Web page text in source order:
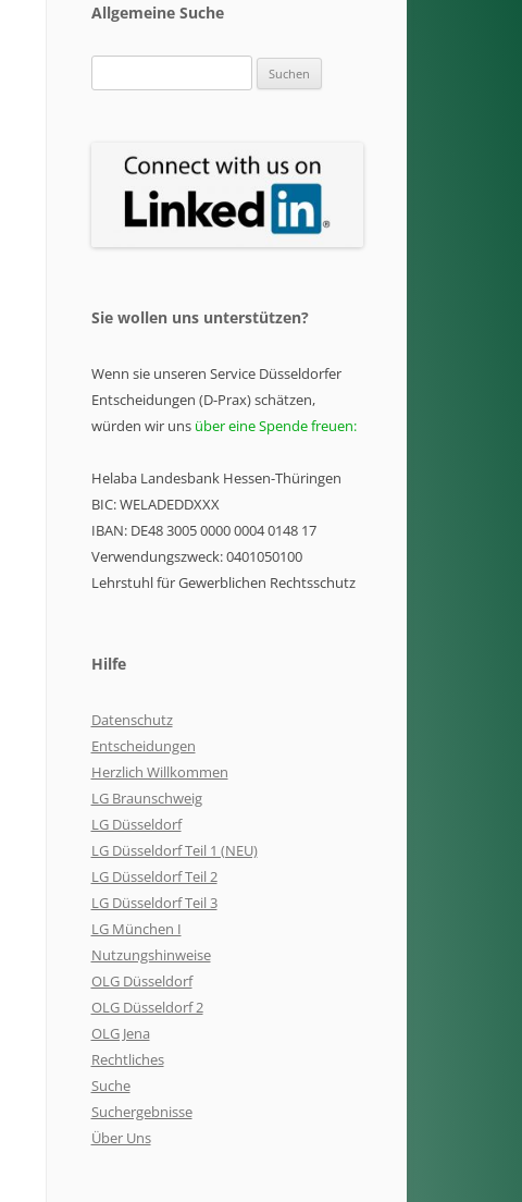
Allgemeine Suche
nach:
Sie wollen uns unterstützen?
Wenn sie unseren Service Düsseldorfer
Entscheidungen (D-Prax) schätzen,
würden wir uns über eine Spende freuen:
Helaba Landesbank Hessen-Thüringen
BIC: WELADEDDXXX
IBAN: DE48 3005 0000 0004 0148 17
Verwendungszweck: 0401050100
Lehrstuhl für Gewerblichen Rechtsschutz
Hilfe
Datenschutz
Entscheidungen
Herzlich Willkommen
LG Braunschweig
LG Düsseldorf
LG Düsseldorf Teil 1 (NEU)
LG Düsseldorf Teil 2
LG Düsseldorf Teil 3
LG München I
Nutzungshinweise
OLG Düsseldorf
OLG Düsseldorf 2
OLG Jena
Rechtliches
Suche
Suchergebnisse
Über Uns